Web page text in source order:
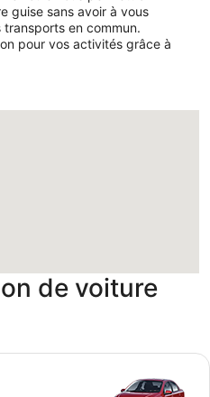
guise sans avoir à vous
en commun.
pour vos activités grâce à
de voiture